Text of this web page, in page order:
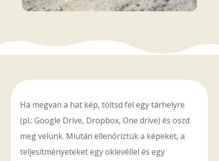
Ha megvan a hat kép, töltsd fel egy tárhelyre
(pl.: Google Drive, Dropbox, One drive) és oszd
meg velünk. Miután ellenőriztük a képeket, a
teljesítményeteket egy oklevéllel és egy